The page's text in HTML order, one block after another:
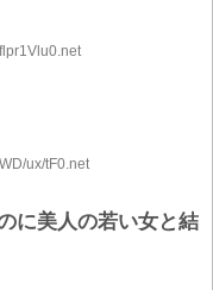
flpr1Vlu0.net
WD/ux/tF0.net
に美人の若い女と結